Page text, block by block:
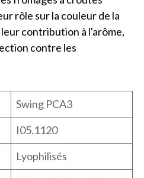
rôle sur la couleur de la
contribution à l'arôme,
contre les
Swing PCA3
I05.1120
Lyophilisés